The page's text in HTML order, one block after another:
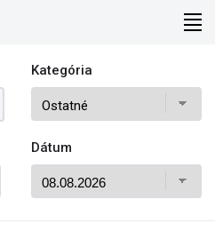
Kategória
Dátum